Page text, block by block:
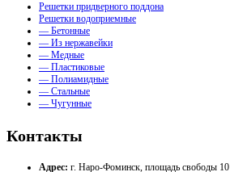
Решетки придверного поддона
Решетки водоприемные
— Бетонные
— Из нержавейки
— Медные
— Пластиковые
— Полиамидные
— Стальные
— Чугунные
Контакты
Адрес: г. Наро-Фоминск, площадь свободы 10